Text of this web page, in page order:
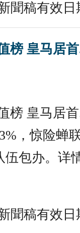
聞稿有效日
榜 皇马居
榜 皇马居
，惊险蝉
伍包办。详
聞稿有效日